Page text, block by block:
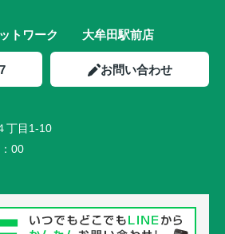
ットワーク 大牟田駅前店
お問い合わせ
丁目1-10
00